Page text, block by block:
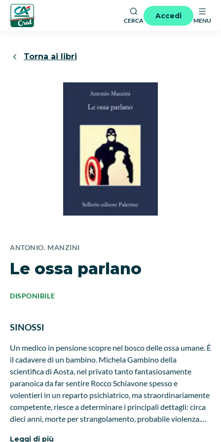
CERCA
Accedi
MENU
Torna ai libri
ANTONIO. MANZINI
Le ossa parlano
DISPONIBILE
SINOSSI
Un medico in pensione scopre nel bosco delle ossa umane. È
il cadavere di un bambino. Michela Gambino della
scientifica di Aosta, nel privato tanto fantasiosamente
paranoica da far sentire Rocco Schiavone spesso e
volentieri in un reparto psichiatrico, ma straordinariamente
competente, riesce a determinare i principali dettagli: circa
dieci anni, morte per strangolamento, probabile violenza.
Leggi di più